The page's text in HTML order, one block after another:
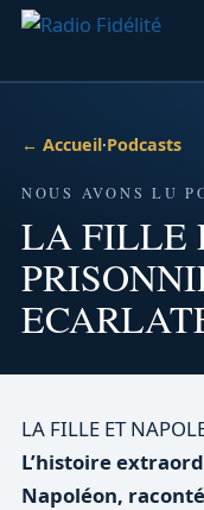
← Accueil·Podcasts
NOUS AVONS LU
LA FILLE
LA FILLE ET
L’histoire
Napoléon,